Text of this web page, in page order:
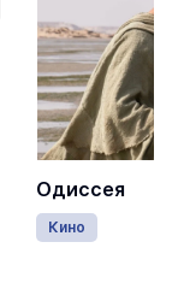
Одиссея
Кино